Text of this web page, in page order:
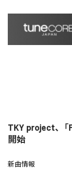
TKY project、
開始
新曲情報